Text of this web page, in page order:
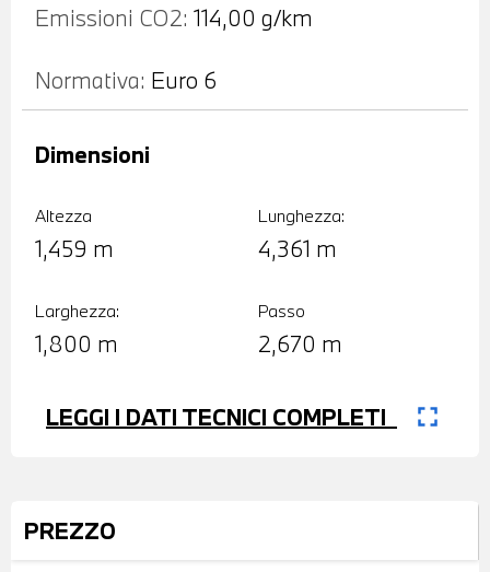
Emissioni CO2: 114,00 g/km
Normativa: Euro 6
Altezza
1,459 m
Lunghezza:
4,361 m
Dimensioni
Larghezza:
1,800 m
Passo
2,670 m
LEGGI I DATI TECNICI COMPLETI fullscreen
PREZZO